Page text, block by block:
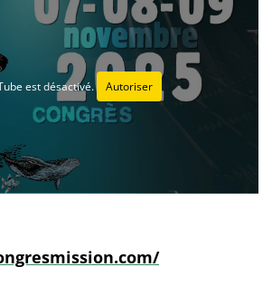
est désactivé. Autoriser